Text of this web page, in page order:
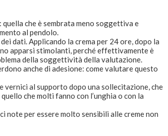
che è sembrata meno soggettiva e
al pendolo.
dati. Applicando la crema per 24 ore, dopo la
apparsi stimolanti, perché effettivamente è
della soggettività della valutazione.
anche di adesione: come valutare questo
vernici al supporto dopo una sollecitazione, che
che molti fanno con l’unghia o con la
note per essere molto sensibili alle creme non